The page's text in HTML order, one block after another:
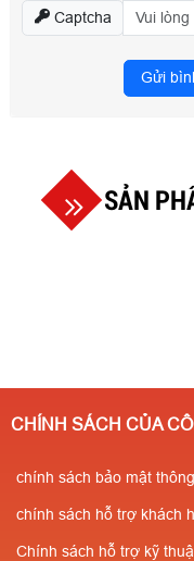
Captcha
Gửi
SẢN
CHÍNH SÁCH CỦA
chính sách bảo mật
chính sách hỗ trợ khách
Chính sách hỗ trợ kỹ